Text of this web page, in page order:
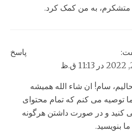
متشکرم، به من کمک کرد.
سام! ان شاء الله همیشه
توصیه می کنم که تمام محتوای
کنید و در صورت داشتن هرگونه
بنویسید.
پاسخ